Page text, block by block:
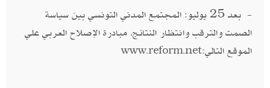
- بعد 25 يوليو: المجتمع المدني التونسي بين سياسة
الصمت والترقب وانتظار النتائج، مبادرة الإصلاح العربي علي
الموقع التالي:www.reform.net